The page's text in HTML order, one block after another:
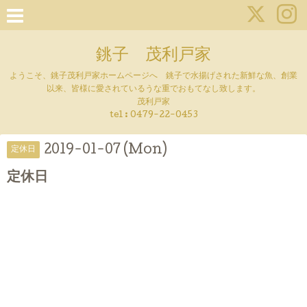
銚子 茂利戸家
ようこそ、銚子茂利戸家ホームページへ 銚子で水揚げされた新鮮な魚、創業
以来、皆様に愛されているうな重でおもてなし致します。
茂利戸家
tel : 0479-22-0453
定休日 2019-01-07 (Mon)
定休日